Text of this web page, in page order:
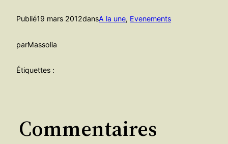
Publié19 mars 2012dansA la une, Evenements
parMassolia
Étiquettes :
Commentaires